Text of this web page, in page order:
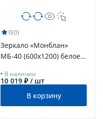
0(0)
Зеркало «Монблан»
МБ-40 (600х1200) белое
В наличии
10 019 ₽ / шт
В корзину